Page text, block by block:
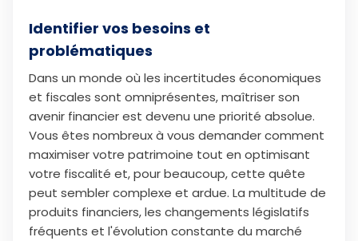
Identifier vos besoins et
problématiques
Dans un monde où les incertitudes économiques
et fiscales sont omniprésentes, maîtriser son
avenir financier est devenu une priorité absolue.
Vous êtes nombreux à vous demander comment
maximiser votre patrimoine tout en optimisant
votre fiscalité et, pour beaucoup, cette quête
peut sembler complexe et ardue. La multitude de
produits financiers, les changements législatifs
fréquents et l'évolution constante du marché